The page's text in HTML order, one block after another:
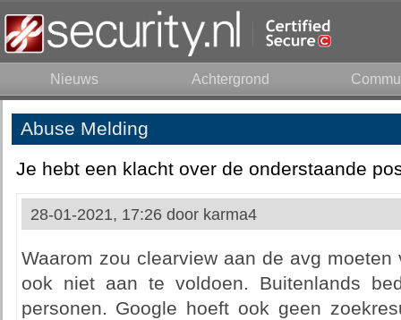
Nieuws Achtergrond
Abuse Melding
Je hebt een klacht over de onderstaande
28-01-2021, 17:26 door karma4
Waarom zou clearview aan de avg
ook niet aan te voldoen. Buitenlands
personen. Google hoeft ook geen